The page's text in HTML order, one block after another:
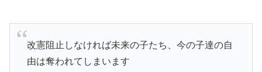
改憲阻止しなければ未来の子たち、今の子達の自
由は奪われてしまいます